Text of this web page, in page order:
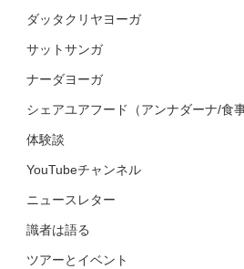
ダッタクリヤヨーガ
サットサンガ
ナーダヨーガ
シェアユアフード（アンナダーナ/食
体験談
YouTubeチャンネル
ニュースレター
識者は語る
ツアーとイベント